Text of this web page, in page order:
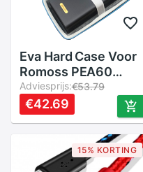
Eva Hard Case Voor
Romoss PEA60
Power Bank 60000
Mah Snel Opladen
Powerbank 60000
Mah Externe Batterij
Oplader Voor
iphone
Adviesprijs:€53.79
€42.69
15% KORTING